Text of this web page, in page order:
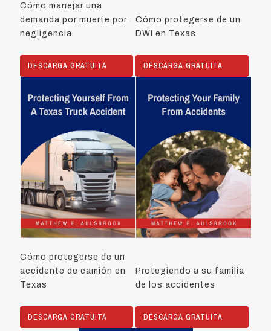
Cómo manejar una
demanda por muerte por
negligencia
DESCARGA GRATUITA
Cómo protegerse de un
DWI en Texas
DESCARGA GRATUITA
Cómo protegerse de un
accidente de camión en
Texas
DESCARGA GRATUITA
Protegiendo a su familia
de los accidentes
DESCARGA GRATUITA